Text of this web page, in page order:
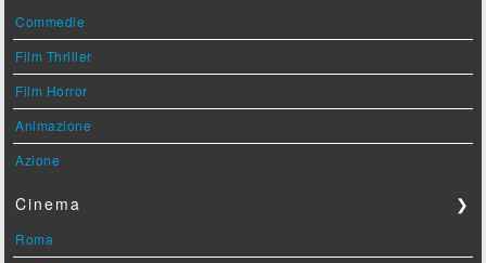
Commedie
Film Thriller
Film Horror
Animazione
Azione
Cinema ❯
Roma